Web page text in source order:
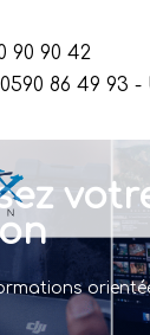
90 90 42
86 49 93 -